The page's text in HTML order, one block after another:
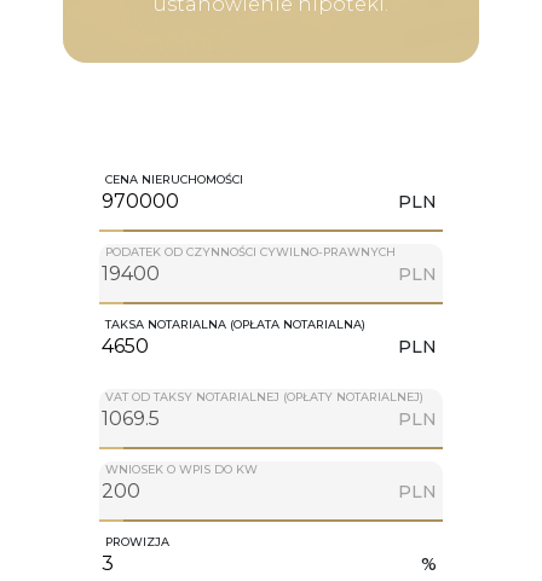
CENA NIERUCHOMOŚCI
PLN
PODATEK OD CZYNNOŚCI CYWILNO-PRAWNYCH
PLN
TAKSA NOTARIALNA (OPŁATA NOTARIALNA)
PLN
VAT OD TAKSY NOTARIALNEJ (OPŁATY NOTARIALNEJ)
PLN
WNIOSEK O WPIS DO KW
PLN
PROWIZJA
%